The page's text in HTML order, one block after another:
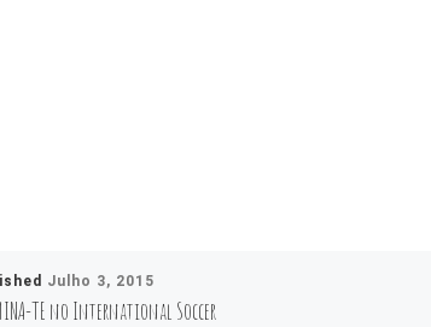
Julho 3, 2015
TE no International Soccer